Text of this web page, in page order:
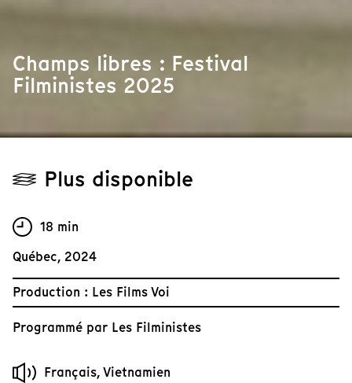
Champs libres : Festival
Filministes 2025
Plus disponible
18 min
Québec, 2024
Production : Les Films Voi
Programmé par Les Filministes
Français, Vietnamien